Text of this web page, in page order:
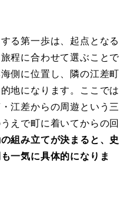
る第一歩は、起点となる
程に合わせて選ぶことで
側に位置し、隣の江差町
地になります。ここでは
江差からの周遊という三
えで町に着いてからの回
組み立てが決まると、史
一気に具体的になりま